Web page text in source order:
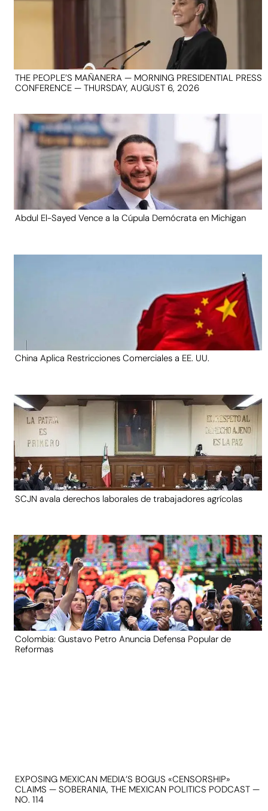
THE PEOPLE’S MAÑANERA — MORNING PRESIDENTIAL PRESS
CONFERENCE — THURSDAY, AUGUST 6, 2026
Abdul El-Sayed Vence a la Cúpula Demócrata en Michigan
China Aplica Restricciones Comerciales a EE. UU.
SCJN avala derechos laborales de trabajadores agrícolas
Colombia: Gustavo Petro Anuncia Defensa Popular de
Reformas
EXPOSING MEXICAN MEDIA’S BOGUS «CENSORSHIP»
CLAIMS — SOBERANIA, THE MEXICAN POLITICS PODCAST —
NO. 114